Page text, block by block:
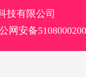
技有限公司
网安备